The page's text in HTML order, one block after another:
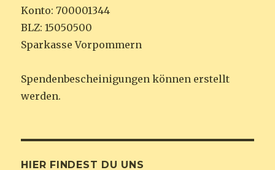
Konto: 700001344
BLZ: 15050500
Sparkasse Vorpommern
Spendenbescheinigungen können erstellt
werden.
HIER FINDEST DU UNS